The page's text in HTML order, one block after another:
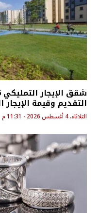
التقديم وقيمة
الثلاثاء، 4 أغسطس 2026 - 11:31 م